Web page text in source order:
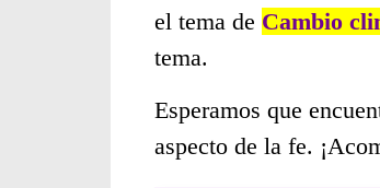
el tema de Cambio
tema.
Esperamos que
aspecto de la fe.